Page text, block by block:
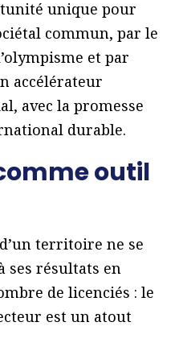
unique pour
commun, par le
et par
accélérateur
avec la promesse
durable.
outil
territoire ne se
ses résultats en
de licenciés : le
est un atout